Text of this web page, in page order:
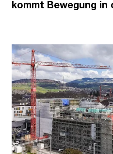
kommt Bewegung in